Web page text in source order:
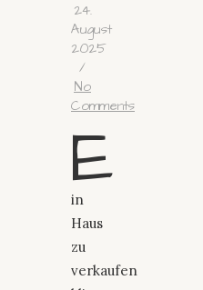
24.
August
2025
/
No
Comments
E
in
Haus
zu
verkaufen